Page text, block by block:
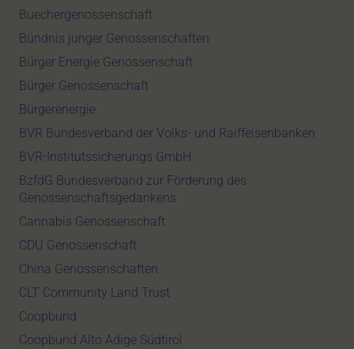
Buechergenossenschaft
Bündnis junger Genossenschaften
Bürger Energie Genossenschaft
Bürger Genossenschaft
Bürgerenergie
BVR Bundesverband der Volks- und Raiffeisenbanken
BVR-Institutssicherungs GmbH
BzfdG Bundesverband zur Förderung des
Genossenschaftsgedankens
Cannabis Genossenschaft
CDU Genossenschaft
China Genossenschaften
CLT Community Land Trust
Coopbund
Coopbund Alto Adige Südtirol